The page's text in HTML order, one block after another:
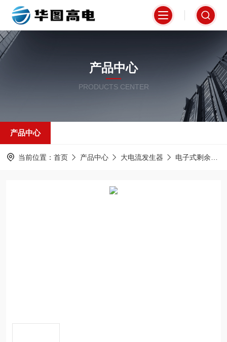
产品中心
PRODUCTS CENTER
产品中心
当前位置： 首页 产品中心 大电流发生器 电子式剩余电流发生器